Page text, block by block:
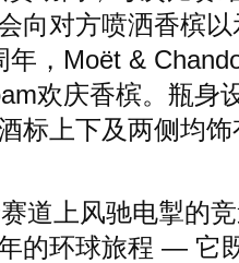
向对方喷洒香槟以
年，Moët &
欢庆香槟。瓶身
标上下及两侧均
道上风驰电掣的
的环球旅程 — 它